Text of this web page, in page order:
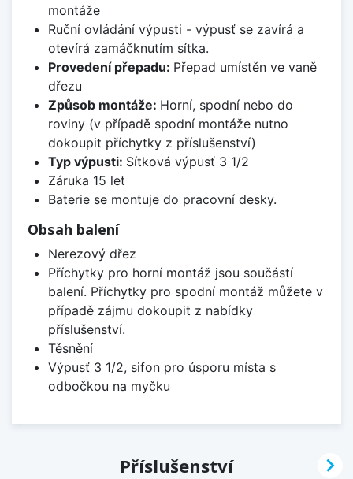
montáže
Ruční ovládání výpusti - výpusť se zavírá a
otevírá zamáčknutím sítka.
Provedení přepadu: Přepad umístěn ve vaně
dřezu
Způsob montáže: Horní, spodní nebo do
roviny (v případě spodní montáže nutno
dokoupit příchytky z příslušenství)
Typ výpusti: Sítková výpusť 3 1/2
Záruka 15 let
Baterie se montuje do pracovní desky.
Obsah balení
Nerezový dřez
Příchytky pro horní montáž jsou součástí
balení. Příchytky pro spodní montáž můžete v
případě zájmu dokoupit z nabídky
příslušenství.
Těsnění
Výpusť 3 1/2, sifon pro úsporu místa s
odbočkou na myčku
Příslušenství 